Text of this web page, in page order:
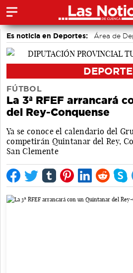
Es noticia en Deportes: Área de
Bádminton
FÚTBOL
La 3ª RFEF arrancará
del Rey-Conquense
Ya se conoce el calendario del
competirán Quintanar del Rey,
San Clemente